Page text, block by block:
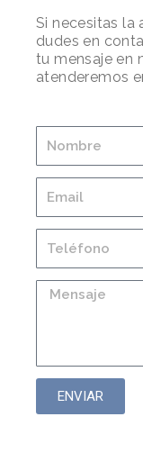
Si necesitas la
dudes en
tu mensaje en
atenderemos
ENVIAR